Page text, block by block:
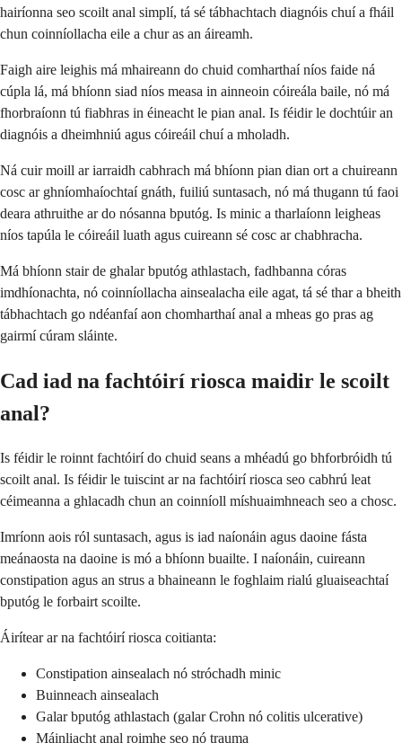
hairíonna seo scoilt anal simplí, tá sé tábhachtach diagnóis chuí a fháil
chun coinníollacha eile a chur as an áireamh.
Faigh aire leighis má mhaireann do chuid comharthaí níos faide ná
cúpla lá, má bhíonn siad níos measa in ainneoin cóireála baile, nó má
fhorbraíonn tú fiabhras in éineacht le pian anal. Is féidir le dochtúir an
diagnóis a dheimhniú agus cóireáil chuí a mholadh.
Ná cuir moill ar iarraidh cabhrach má bhíonn pian dian ort a chuireann
cosc ar ghníomhaíochtaí gnáth, fuiliú suntasach, nó má thugann tú faoi
deara athruithe ar do nósanna bputóg. Is minic a tharlaíonn leigheas
níos tapúla le cóireáil luath agus cuireann sé cosc ar chabhracha.
Má bhíonn stair de ghalar bputóg athlastach, fadhbanna córas
imdhíonachta, nó coinníollacha ainsealacha eile agat, tá sé thar a bheith
tábhachtach go ndéanfaí aon chomharthaí anal a mheas go pras ag
gairmí cúram sláinte.
Cad iad na fachtóirí riosca maidir le scoilt
anal?
Is féidir le roinnt fachtóirí do chuid seans a mhéadú go bhforbróidh tú
scoilt anal. Is féidir le tuiscint ar na fachtóirí riosca seo cabhrú leat
céimeanna a ghlacadh chun an coinníoll míshuaimhneach seo a chosc.
Imríonn aois ról suntasach, agus is iad naíonáin agus daoine fásta
meánaosta na daoine is mó a bhíonn buailte. I naíonáin, cuireann
constipation agus an strus a bhaineann le foghlaim rialú gluaiseachtaí
bputóg le forbairt scoilte.
Áirítear ar na fachtóirí riosca coitianta:
Constipation ainsealach nó stróchadh minic
Buinneach ainsealach
Galar bputóg athlastach (galar Crohn nó colitis ulcerative)
Máinliacht anal roimhe seo nó trauma